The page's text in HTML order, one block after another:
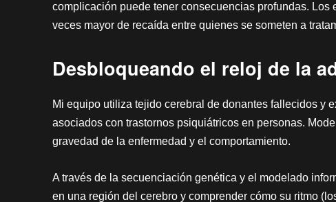
complicación puede tener consecuencias profundas.
veces mayor de recaída entre quienes se someten a
Desbloqueando el reloj de la
Mi equipo utiliza tejido cerebral de donantes fallecidos y
asociados con trastornos psiquiátricos en personas.
gravedad de la enfermedad y el comportamiento.
A través de la secuenciación genética y el modelado
en una región del cerebro y comprender cómo su ritmo